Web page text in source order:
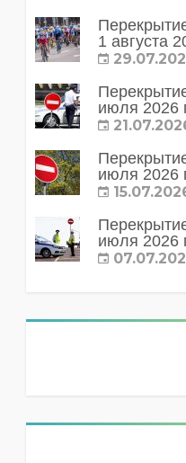
1 августа
июля 2026
июля 2026
июля 2026